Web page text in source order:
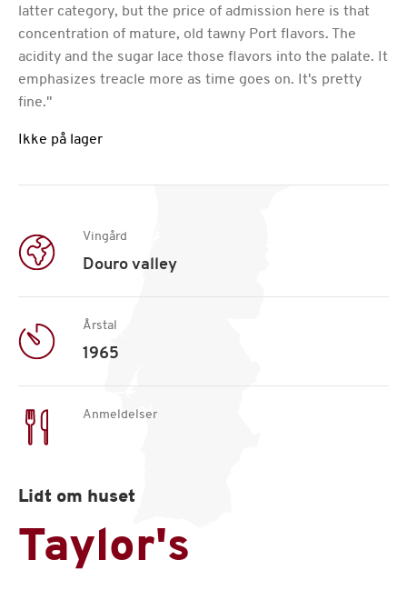
latter category, but the price of admission here is that
concentration of mature, old tawny Port flavors. The
acidity and the sugar lace those flavors into the palate. It
emphasizes treacle more as time goes on. It's pretty
fine."
Ikke på lager
Vingård
Douro valley
Årstal
1965
Anmeldelser
Lidt om huset
Taylor's